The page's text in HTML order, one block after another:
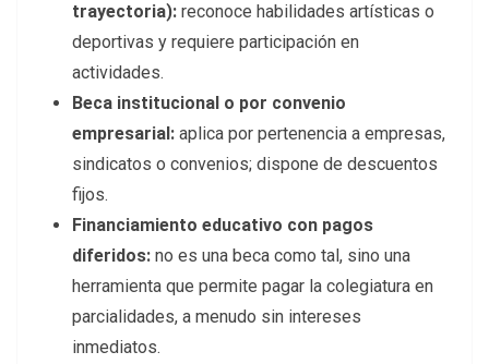
trayectoria): reconoce habilidades artísticas o
deportivas y requiere participación en
actividades.
Beca institucional o por convenio
empresarial: aplica por pertenencia a empresas,
sindicatos o convenios; dispone de descuentos
fijos.
Financiamiento educativo con pagos
diferidos: no es una beca como tal, sino una
herramienta que permite pagar la colegiatura en
parcialidades, a menudo sin intereses
inmediatos.